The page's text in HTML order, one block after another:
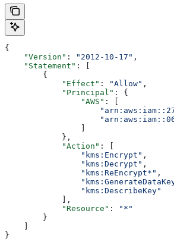
{
    "Version"
: "2012-10-17" ,
    "Statement"
: [
        {
            "Effect"
: "Allow" ,
            "Principal"
: {
                "AWS"
: [
            },
            "Action"
: [
                "kms:Encrypt"
,
                "kms:Decrypt"
,
                "kms:ReEncrypt*"
,
                "kms:DescribeKey"
            ],
            "Resource"
:
"*"
        }
}